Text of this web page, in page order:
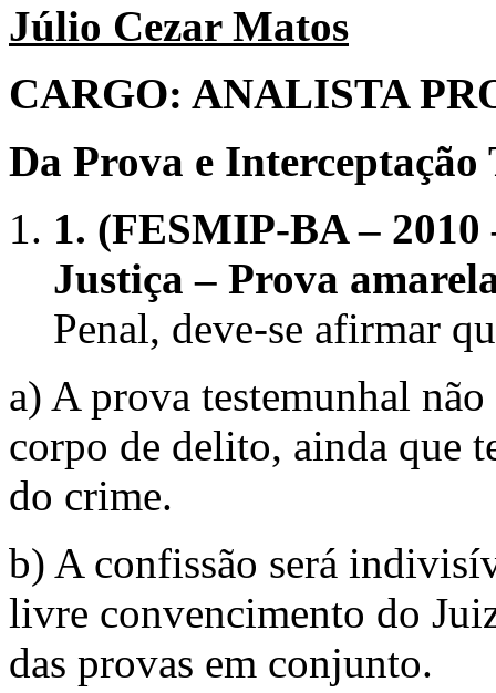
Júlio Cezar Matos
CARGO: ANALISTA
Da Prova e Interceptação
1. (FESMIP-BA –
Justiça – Prova
Penal, deve-se afirmar
a) A prova testemunhal
corpo de delito, ainda que
do crime.
b) A confissão será
livre convencimento do
das provas em conjunto.